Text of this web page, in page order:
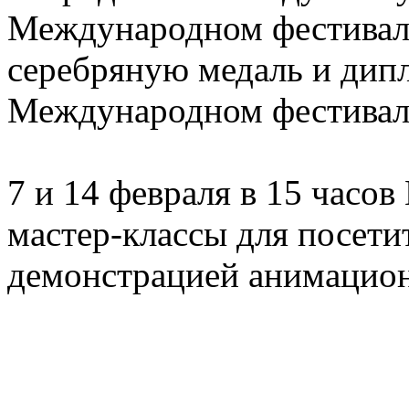
Международном
серебряную медаль и
Международном
7 и 14 февраля в 15
мастер-классы для
демонстрацией